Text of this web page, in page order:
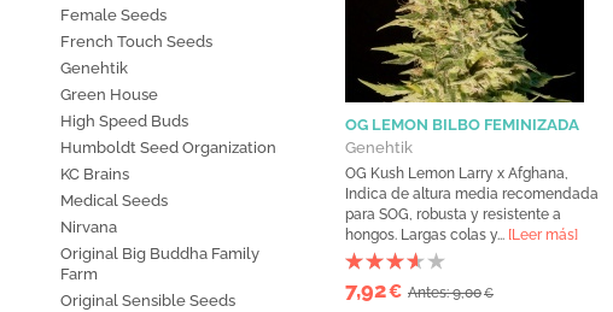
Female Seeds
French Touch Seeds
Genehtik
Green House
High Speed Buds
Humboldt Seed Organization
KC Brains
Medical Seeds
Nirvana
Original Big Buddha Family
Farm
Original Sensible Seeds
OG LEMON BILBO FEMINIZADA
Genehtik
OG Kush Lemon Larry x Afghana,
Indica de altura media recomendada
para SOG, robusta y resistente a
hongos. Largas colas y... [Leer más]
7,92€ Antes: 9,00€